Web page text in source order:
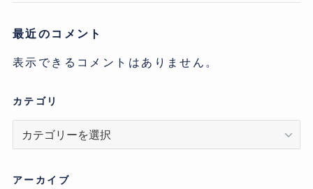
最近のコメント
表示できるコメントはありません。
カテゴリ
リ
アーカイブ